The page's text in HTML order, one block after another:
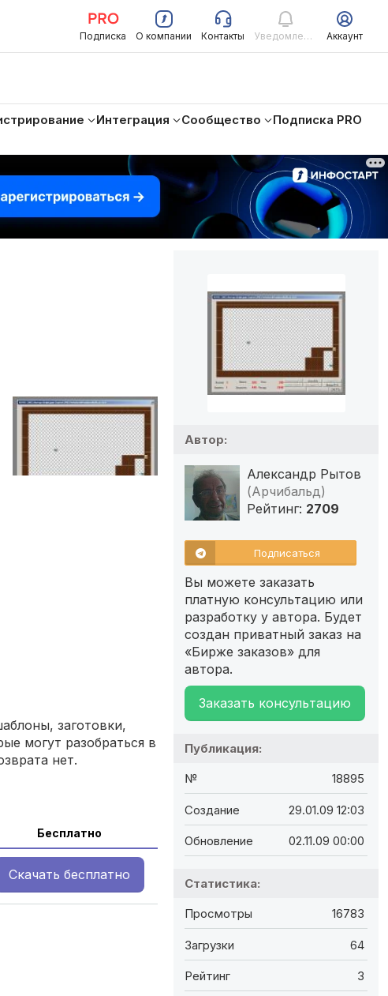
Подписка О компании Контакты Уведомления Аккаунт
Интеграция Сообщество
Подписка PRO
заготовки,
могут разобраться в
нет.
Бесплатно
Скачать бесплатно
Автор:
Александр Рытов
(Арчибальд)
Рейтинг: 2709
Подписаться
Вы можете заказать
платную консультацию или
разработку у автора. Будет
создан приватный заказ на
«Бирже заказов» для
автора.
Заказать консультацию
Публикация:
№ 18895
Создание 29.01.09 12:03
Обновление 02.11.09 00:00
Статистика:
Просмотры 16783
Загрузки 64
Рейтинг 3